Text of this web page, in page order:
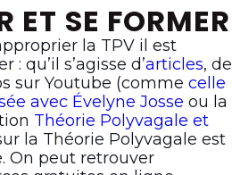
ET SE FORMER
la TPV il est
: qu’il s’agisse d’articles, de
sur Youtube (comme celle
avec Évelyne Josse ou la
Théorie Polyvagale et
la Théorie Polyvagale est
On peut retrouver